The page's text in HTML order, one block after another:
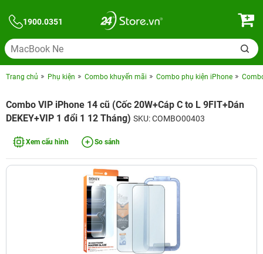
1900.0351
Trang chủ Phụ kiện Combo khuyến mãi Combo phụ kiện iPhone
Combo VIP iPhone 14 cũ (Cốc 20W+Cáp C to L 9FIT+Dán
DEKEY+VIP 1 đổi 1 12 Tháng) SKU: COMBO00403
Xem cấu hình So sánh